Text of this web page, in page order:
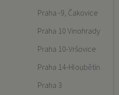
Praha -9, Čakovice
Praha 10 Vinohrady
Praha 10-Vršovice
Praha 14-Hloubětín
Praha 3